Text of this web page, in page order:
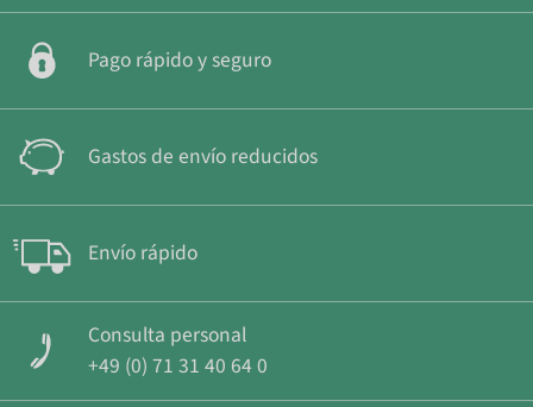
Pago rápido y seguro
Gastos de envío reducidos
Envío rápido
Consulta personal
+49 (0) 71 31 40 64 0